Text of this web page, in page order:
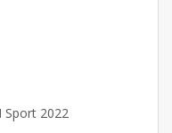
Sport 2022